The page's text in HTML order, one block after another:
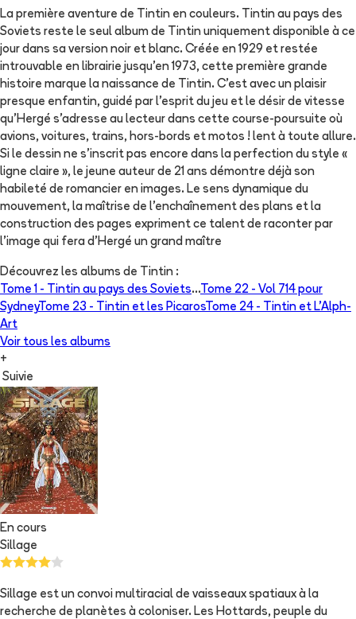
La première aventure de Tintin en couleurs. Tintin au pays des
Soviets reste le seul album de Tintin uniquement disponible à ce
jour dans sa version noir et blanc. Créée en 1929 et restée
introuvable en librairie jusqu'en 1973, cette première grande
histoire marque la naissance de Tintin. C'est avec un plaisir
presque enfantin, guidé par l'esprit du jeu et le désir de vitesse
qu'Hergé s'adresse au lecteur dans cette course-poursuite où
avions, voitures, trains, hors-bords et motos ! lent à toute allure.
Si le dessin ne s'inscrit pas encore dans la perfection du style «
ligne claire », le jeune auteur de 21 ans démontre déjà son
habileté de romancier en images. Le sens dynamique du
mouvement, la maîtrise de l'enchaînement des plans et la
construction des pages expriment ce talent de raconter par
l'image qui fera d'Hergé un grand maître
Découvrez les albums de Tintin :
Tome 1 -
Tintin au pays des Soviets...Tome 22 - Vol 714 pour
SydneyTome 23 - Tintin et les PicarosTome 24 -
Tintin et L'Alph-
Art
Voir tous les albums
+
Suivie
En cours
Sillage
Sillage est un convoi multiracial de vaisseaux spatiaux à la
recherche de planètes à coloniser. Les Hottards, peuple du